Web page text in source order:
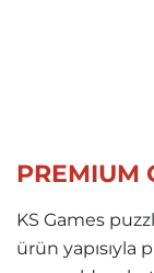
PREMIUM
KS Games
ürün yapısıyla